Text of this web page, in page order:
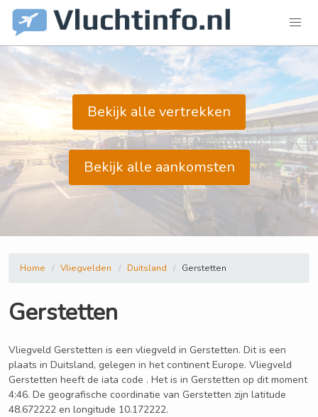
Bekijk alle vertrekken
Bekijk alle aankomsten
Home Vliegvelden Duitsland Gerstetten
Gerstetten
Vliegveld Gerstetten is een vliegveld in Gerstetten. Dit is een
plaats in Duitsland, gelegen in het continent Europe. Vliegveld
Gerstetten heeft de iata code . Het is in Gerstetten op dit moment
4:46. De geografische coordinatie van Gerstetten zijn latitude
48.672222 en longitude 10.172222.